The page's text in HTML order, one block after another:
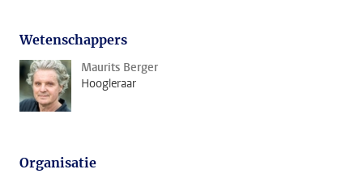
Wetenschappers
Maurits Berger
Hoogleraar
Organisatie